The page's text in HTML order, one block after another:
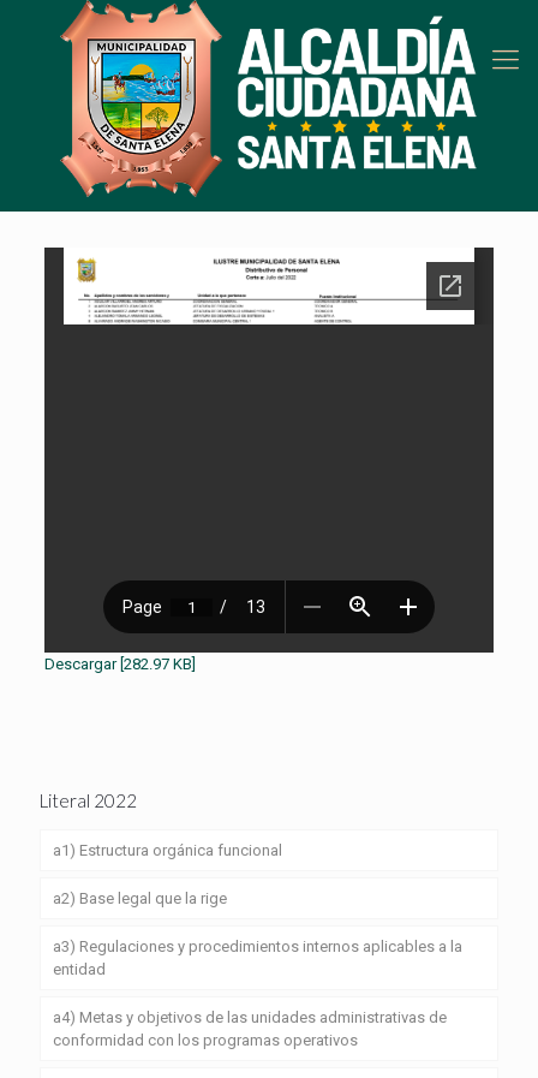
Descargar [282.97 KB]
Literal 2022
a1) Estructura orgánica funcional
a2) Base legal que la rige
a3) Regulaciones y procedimientos internos aplicables a la
entidad
a4) Metas y objetivos de las unidades administrativas de
conformidad con los programas operativos